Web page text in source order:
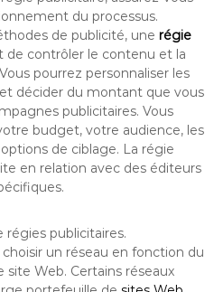
du processus.
de publicité, une régie
contrôler le contenu et la
pourrez personnaliser les
décider du montant que vous
publicitaires. Vous
budget, votre audience, les
de ciblage. La régie
en relation avec des éditeurs
régies publicitaires.
un réseau en fonction du
Web. Certains réseaux